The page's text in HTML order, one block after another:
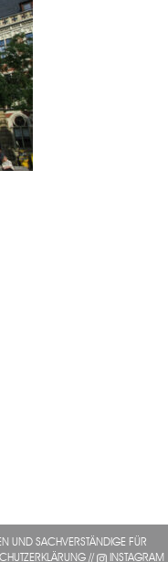
UND SACHVERSTÄNDIGE FÜR
// INSTAGRAM